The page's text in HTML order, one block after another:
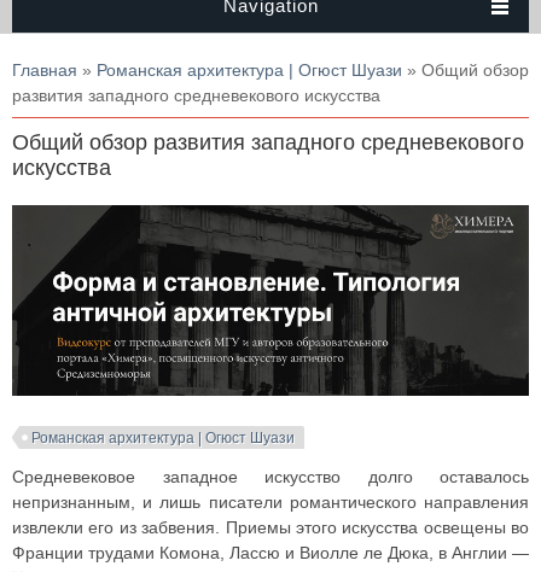
Navigation
Вы здесь
Главная » Романская архитектура | Огюст Шуази » Общий обзор
развития западного средневекового искусства
Общий обзор развития западного средневекового
искусства
Романская архитектура | Огюст Шуази
Средневековое западное искусство долго оставалось
непризнанным, и лишь писатели романтического направления
извлекли его из забвения. Приемы этого искусства освещены во
Франции трудами Комона, Лассю и Виолле ле Дюка, в Англии —